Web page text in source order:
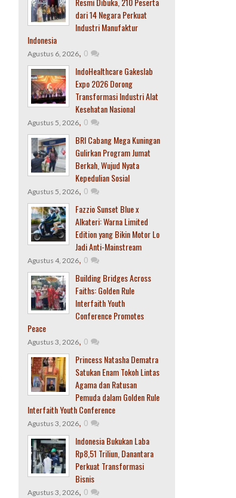
dari 14 Negara Perkuat
Industri Manufaktur
Indonesia
Agustus 6, 2026, 0
IndoHealthcare Gakeslab
Expo 2026 Dorong
Transformasi Industri Alat
Kesehatan Nasional
Agustus 5, 2026, 0
BRI Cabang Mega Kuningan
Gulirkan Program Jumat
Berkah, Wujud Nyata
Kepedulian Sosial
Agustus 5, 2026, 0
Fazzio Sunset Blue x
Alkateri: Warna Limited
Edition yang Bikin Motor Lo
Jadi Anti-Mainstream
Agustus 4, 2026, 0
Building Bridges Across
Faiths: Golden Rule
Interfaith Youth
Conference Promotes
Peace
Agustus 3, 2026, 0
Princess Natasha Dematra
Satukan Enam Tokoh Lintas
Agama dan Ratusan
Pemuda dalam Golden Rule
Interfaith Youth Conference
Agustus 3, 2026, 0
Indonesia Bukukan Laba
Rp8,51 Triliun, Danantara
Perkuat Transformasi
Bisnis
Agustus 3, 2026, 0